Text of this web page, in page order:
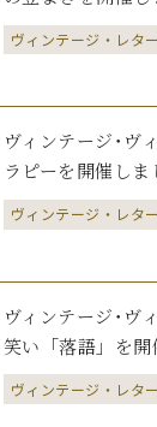
ヴィンテージ・レター
ヴィンテージ･ヴ
ラピーを開催しま
ヴィンテージ・レター
ヴィンテージ･ヴ
笑い「落語」を開
ヴィンテージ・レター